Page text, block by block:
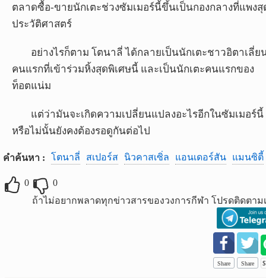
ตลาดซื้อ-ขายนักเตะช่วงซัมเมอร์นี้ขึ้นเป็นกองกลางที่แพงสุ
ประวัติศาสตร์
อย่างไรก็ตาม โตนาลี่ ได้กลายเป็นนักเตะชาวอิตาเลี่ย
คนแรกที่เข้าร่วมหิ้งสุดพิเศษนี้ และเป็นนักเตะคนแรกของ
ท็อตแน่ม
แต่ว่ามันจะเกิดความเปลี่ยนแปลงอะไรอีกในซัมเมอร์นี้
หรือไม่นั้นยังคงต้องรอดูกันต่อไป
คำค้นหา : โตนาลี่ สเปอร์ส นิวคาสเซิ่ล แอนเดอร์สัน แมนซิตี้
0
0
ถ้าไม่อยากพลาดทุกข่าวสารของวงการกีฬา โปรดติดตาม
Share Share